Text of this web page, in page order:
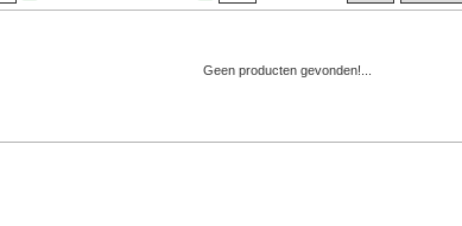
Geen producten gevonden!...